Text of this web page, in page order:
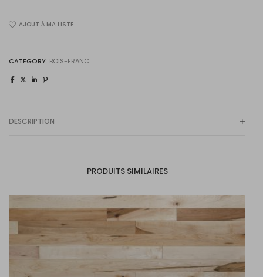
quantity
AJOUT À MA LISTE
CATEGORY: BOIS-FRANC
DESCRIPTION
PRODUITS SIMILAIRES